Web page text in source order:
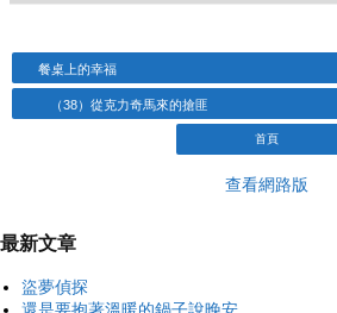
餐桌上的幸福
（38）從克力奇馬來的搶匪
首頁
查看網路版
最新文章
盜夢偵探
還是要抱著溫暖的鍋子說晚安